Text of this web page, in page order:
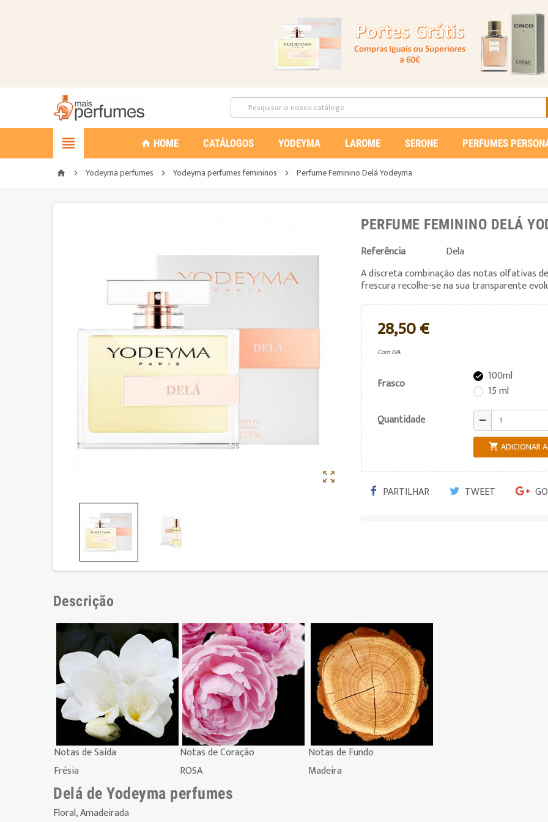
 home HOME CATÁLOGOS YODEYMA LAROME SERONE PERFUMES
home  Yodeyma perfumes  Yodeyma perfumes femininos  Perfume Feminino Delá Yodeyma

PERFUME FEMININO DELÁ
Referência
Dela
A discreta combinação das notas olfativas
frescura recolhe-se na sua transparente
28,50 €
Com IVA
Frasco 
100ml
15 ml
Quantidade
remove
 ADICIONAR
PARTILHAR TWEET
Descrição
Notas de Saída
Frésia
Notas de Coração
ROSA
Notas de Fundo
Madeira
Delá de Yodeyma perfumes
Floral, Amadeirada